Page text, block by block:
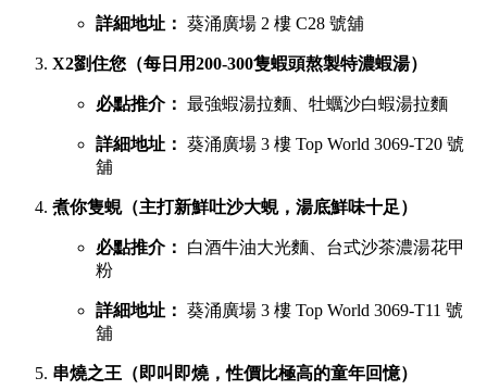
詳細地址： 葵涌廣場 2 樓 C28 號舖
X2劉住您（每日用200-300隻蝦頭熬製特濃蝦湯）
必點推介： 最強蝦湯拉麵、牡蠣沙白蝦湯拉麵
詳細地址： 葵涌廣場 3 樓 Top World 3069-T20 號
舖
煮你隻蜆（主打新鮮吐沙大蜆，湯底鮮味十足）
必點推介：
白酒牛油大光麵、台式沙茶濃湯花甲
粉
詳細地址： 葵涌廣場 3 樓 Top World 3069-T11 號
舖
串燒之王（即叫即燒，性價比極高的童年回憶）